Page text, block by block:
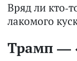
Вряд ли кто-
лакомого
Трамп —